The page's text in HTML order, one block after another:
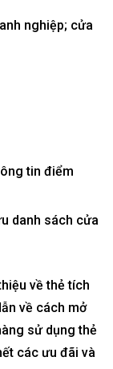
nghiệp; cửa
tin điểm
danh sách cửa
về thẻ tích
về cách mở
sử dụng thẻ
các ưu đãi và